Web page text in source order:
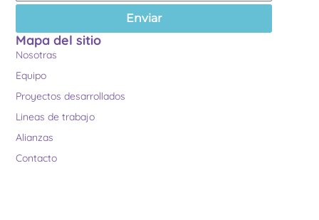
Enviar
Mapa del sitio
Nosotras
Equipo
Proyectos desarrollados
Lineas de trabajo
Alianzas
Contacto